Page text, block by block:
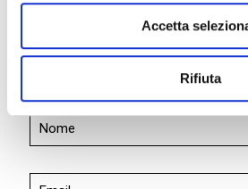
Accetta
Rifiuta
Chiedi informazioni
Ti risponderemo il prima possibile